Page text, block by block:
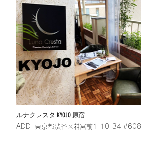
ルナクレスタ KYOJO 原宿
​ADD 東京都渋谷区神宮前1-10-34 #608